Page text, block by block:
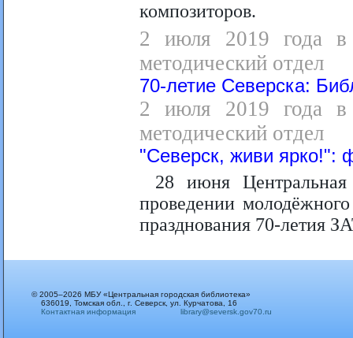
композиторов.
2 июля 2019 года в
методический отдел
70-летие Северска:
2 июля 2019 года в
методический отдел
"Северск, живи ярко!":
28 июня Центральная
проведении
празднования 70-летия
© 2005–2026 МБУ «Центральная городская библиотека»
636019, Томская обл., г. Северск, ул. Курчатова, 16
Контактная информация
library@seversk.gov70.ru